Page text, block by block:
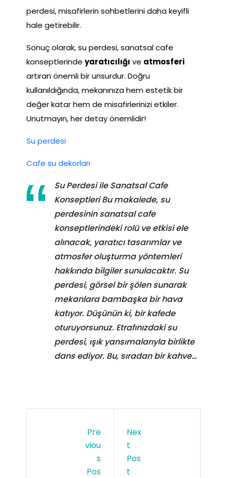
perdesi, misafirlerin sohbetlerini daha keyifli
hale getirebilir.
Sonuç olarak, su perdesi, sanatsal cafe
konseptlerinde yaratıcılığı ve atmosferi
artıran önemli bir unsurdur. Doğru
kullanıldığında, mekanınıza hem estetik bir
değer katar hem de misafirlerinizi etkiler.
Unutmayın, her detay önemlidir!
Su perdesi
Cafe su dekorları
Su Perdesi ile Sanatsal Cafe
Konseptleri Bu makalede, su
perdesinin sanatsal cafe
konseptlerindeki rolü ve etkisi ele
alınacak, yaratıcı tasarımlar ve
atmosfer oluşturma yöntemleri
hakkında bilgiler sunulacaktır. Su
perdesi, görsel bir şölen sunarak
mekanlara bambaşka bir hava
katıyor. Düşünün ki, bir kafede
oturuyorsunuz. Etrafınızdaki su
perdesi, ışık yansımalarıyla birlikte
dans ediyor. Bu, sıradan bir kahve…
Pre
Viou
S
Pos
Nex
T
Pos
T